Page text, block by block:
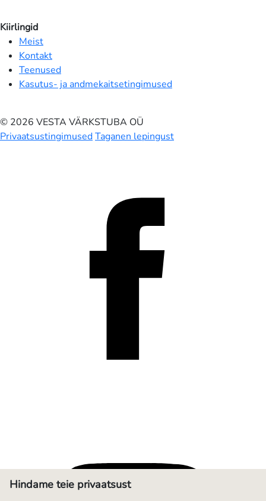
Kiirlingid
Meist
Kontakt
Teenused
Kasutus- ja andmekaitsetingimused
© 2026 VESTA VÄRKSTUBA OÜ
PrivaatsustingimusedTaganen lepingust
Hindame teie privaatsust